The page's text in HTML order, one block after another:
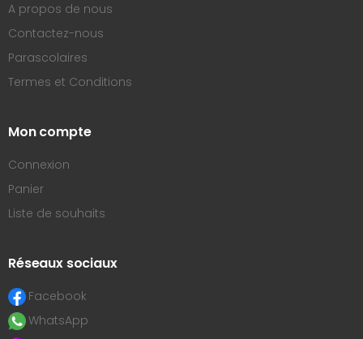
A propos de nous
Contactez-nous
Parascolaires
Termes et Conditions
Mon compte
Connexion
Panier
Liste de souhaits
Réseaux sociaux
Facebook
WhatsApp